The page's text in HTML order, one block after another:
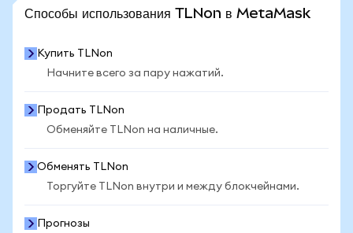
Способы использования TLNon в MetaMask
Купить TLNon
Начните всего за пару нажатий.
Продать TLNon
Обменяйте TLNon на наличные.
Обменять TLNon
Торгуйте TLNon внутри и между блокчейнами.
Прогнозы